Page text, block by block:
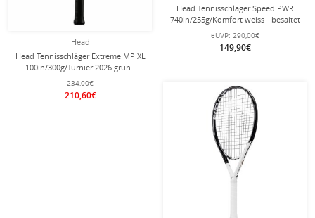
Head
Head Tennisschläger Extreme MP XL
100in/300g/Turnier 2026 grün -
unbesaitet -
234,00€
210,60€
Head Tennisschläger Speed PWR
740in/255g/Komfort weiss - besaitet
-
eUVP: 290,00€
149,90€